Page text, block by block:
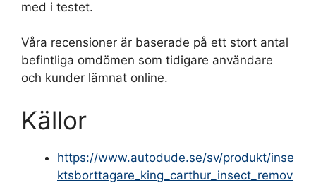
med i testet.
Våra recensioner är baserade på ett stort antal
befintliga omdömen som tidigare användare
och kunder lämnat online.
Källor
https://www.autodude.se/sv/produkt/inse
ktsborttagare_king_carthur_insect_remov